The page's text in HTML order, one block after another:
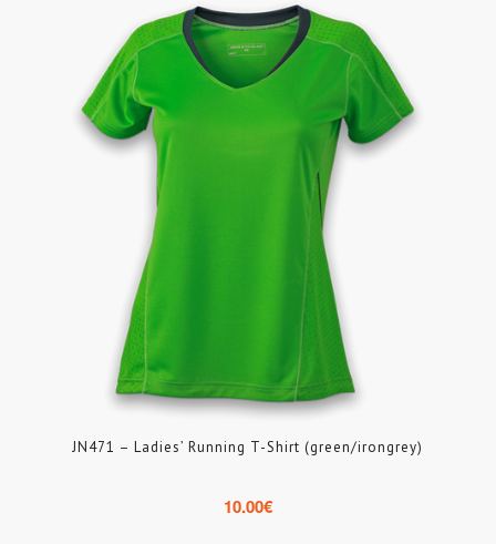
JN471 – Ladies’ Running T-Shirt (green/irongrey)
10.00€